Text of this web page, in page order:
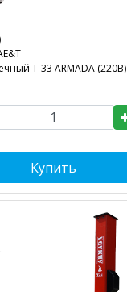
T-33 ARMADA (220В)
Купить